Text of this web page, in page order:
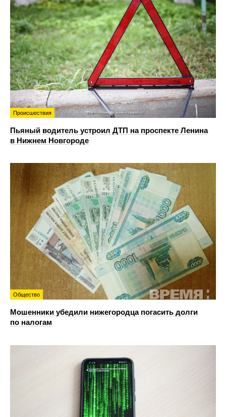
Происшествия
Пьяный водитель устроил ДТП на проспекте Ленина
в Нижнем Новгороде
Общество
Мошенники убедили нижегородца погасить долги
по налогам